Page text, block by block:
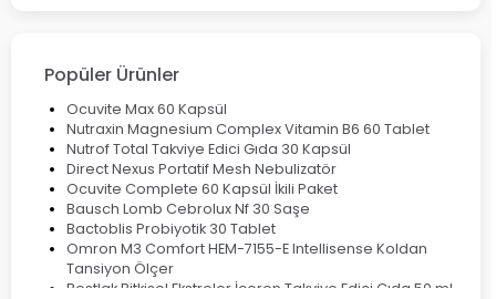
Popüler Ürünler
Ocuvite Max 60 Kapsül
Nutraxin Magnesium Complex Vitamin B6 60 Tablet
Nutrof Total Takviye Edici Gıda 30 Kapsül
Direct Nexus Portatif Mesh Nebulizatör
Ocuvite Complete 60 Kapsül İkili Paket
Bausch Lomb Cebrolux Nf 30 Saşe
Bactoblis Probiyotik 30 Tablet
Omron M3 Comfort HEM-7155-E Intellisense Koldan
Tansiyon Ölçer
Bestlak Bitkisel Ekstreler İçeren Takviye Edici Gıda 50 ml